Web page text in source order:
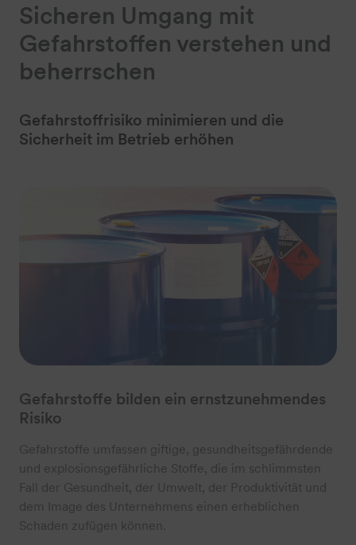
Sicheren Umgang mit
Gefahrstoffen verstehen und
beherrschen
Gefahrstoffrisiko minimieren und die
Sicherheit im Betrieb erhöhen
Gefahrstoffe bilden ein ernstzunehmendes
Risiko
Gefahrstoffe umfassen giftige, gesundheitsgefährdende
und explosionsgefährliche Stoffe, die im schlimmsten
Fall der Gesundheit, der Umwelt, der Produktivität und
dem Image des Unternehmens einen erheblichen
Schaden zufügen können.